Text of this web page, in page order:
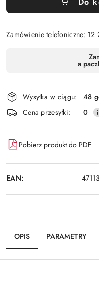
Zamówienie telefoniczne:
dostawa
a
Wysyłka w ciągu:
48
Cena przesyłki:
0
Pobierz produkt do PDF
EAN:
OPIS PARAMETRY